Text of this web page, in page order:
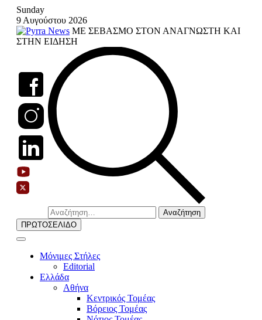
Skip
content
Sunday
9 Αυγούστου 2026
ΜΕ ΣΕΒΑΣΜΟ ΣΤΟΝ ΑΝΑΓΝΩΣΤΗ ΚΑΙ
ΣΤΗΝ ΕΙΔΗΣΗ
Αναζήτηση
για:
ΠΡΩΤΟΣΕΛΙΔΟ
Μόνιμες Στήλες
Editorial
Ελλάδα
Αθήνα
Κεντρικός Τομέας
Βόρειος Τομέας